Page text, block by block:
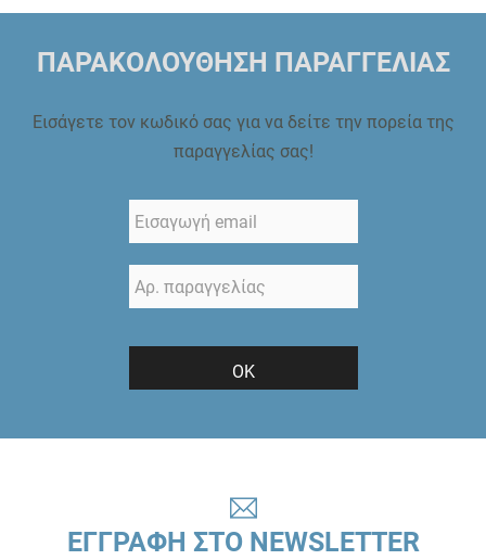
ΠΑΡΑΚΟΛΟΥΘΗΣΗ ΠΑΡΑΓΓΕΛΙΑΣ
Εισάγετε τον κωδικό σας για να δείτε την πορεία της
παραγγελίας σας!
ΟΚ
ΕΓΓΡΑΦΗ ΣΤΟ NEWSLETTER